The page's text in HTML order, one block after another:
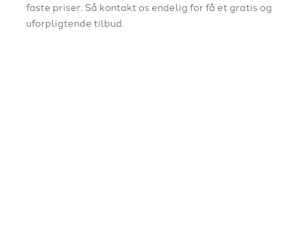
faste priser. Så kontakt os endelig for få et gratis og
uforpligtende tilbud.